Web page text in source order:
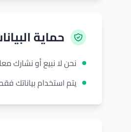
حماية
نحن لا نبيع أو
يتم استخدام بياناتك